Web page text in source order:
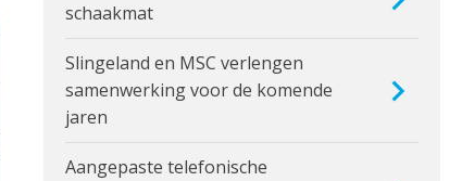
schaakmat
Slingeland en MSC verlengen
samenwerking voor de komende
jaren
Aangepaste telefonische